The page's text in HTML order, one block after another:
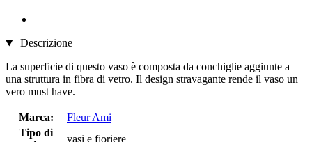
Descrizione
La superficie di questo vaso è composta da conchiglie aggiunte a
una struttura in fibra di vetro. Il design stravagante rende il vaso un
vero must have.
Marca:
Fleur Ami
Tipo di
vasi e fioriere